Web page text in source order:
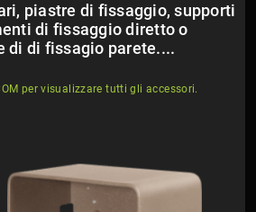
piastre di fissaggio, supporti
di fissaggio diretto o
di di fissagio parete....
per visualizzare tutti gli accessori.